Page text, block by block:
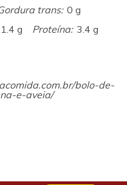
trans: 0 g
1.4 g Proteína: 3.4 g
bolo-de-
e-aveia/